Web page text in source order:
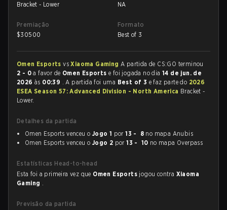
Bracket - Lower
NA
Premiação
$30500
Formato
Best of 3
Omen EsportsvsXiaoma GamingA partida de CS:GO terminou
2 - 0 a favor de Omen Esportse foi jogada no dia14 de jun. de
2026 às 00:39 . A partida foi uma Best of 3 e faz parte do 2026
ESEA Season 57: Advanced Division - North America Bracket -
Lower.
Detalhes da partida
Omen Esports venceu o Jogo 1 por13 - 8 no mapa Anubis
Omen Esports venceu o Jogo 2 por13 - 10 no mapa Overpass
Estatísticas Head-to-head
Esta foi a primeira vez que Omen Esports jogou contra Xiaoma
Gaming .
Previsão da partida